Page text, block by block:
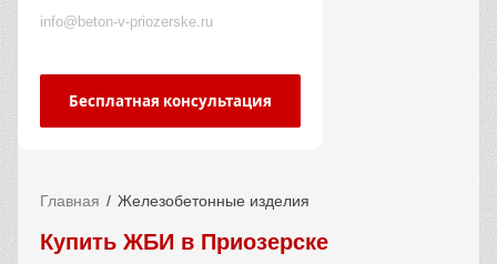
info@beton-v-priozerske.ru
Бесплатная консультация
Главная Железобетонные изделия
Купить ЖБИ в Приозерске